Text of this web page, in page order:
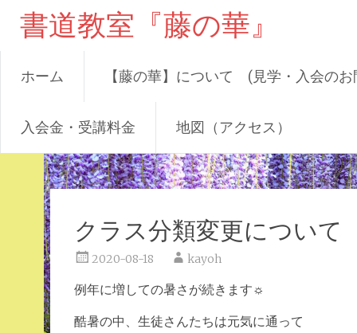
書道教室『藤の華』
ホーム 【藤の華】について (見学・入会のお
入会金・受講料金 地図（アクセス）
クラス分類変更について
2020-08-18 kayoh
例年に増しての暑さが続きます☼
酷暑の中、生徒さんたちは元気に通って